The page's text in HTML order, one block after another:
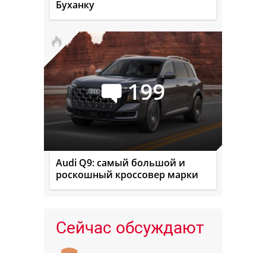
Буханку
199
Audi Q9: самый большой и
роскошный кроссовер марки
Сейчас обсуждают